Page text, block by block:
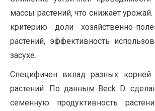
массы растений, что снижает
критерию доли хозяйственно-
растений, эффективность
засухе.
Специфичен вклад разных корней
растений. По данным Beck D.
семенную продуктивность